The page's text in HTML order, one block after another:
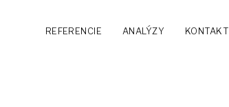
REFERENCIE ANALÝZY KONTAKT